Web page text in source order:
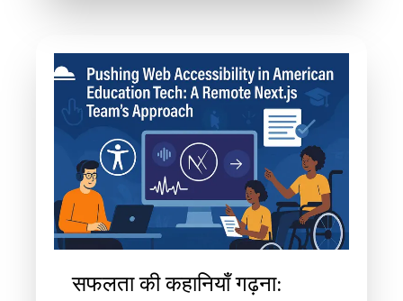
सफलता की कहानियाँ गढ़ना: